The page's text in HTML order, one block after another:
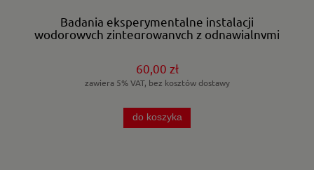
Badania eksperymentalne instalacji
wodorowych zintegrowanych z odnawialnymi
60,00 zł
zawiera 5% VAT, bez kosztów dostawy
do koszyka